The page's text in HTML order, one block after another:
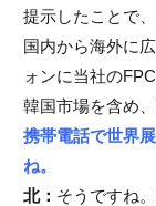
提示したことで
国内から海外に
ォンに当社の
韓国市場を含め
携帯電話で世界
ね。
北： そうですね